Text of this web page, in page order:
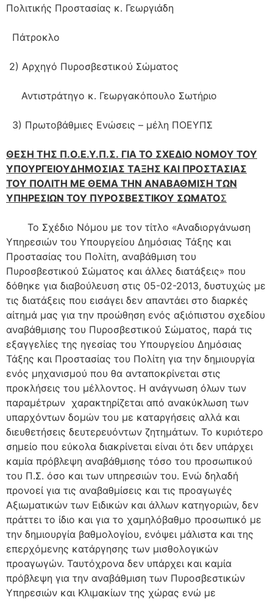
Πολιτικής Προστασίας κ. Γεωργιάδη
Πάτροκλο
2) Αρχηγό Πυροσβεστικού Σώματος
Αντιστράτηγο κ. Γεωργακόπουλο Σωτήριο
3) Πρωτοβάθμιες Ενώσεις – μέλη ΠΟΕΥΠΣ
ΘΕΣΗ ΤΗΣ Π.Ο.Ε.Υ.Π.Σ. ΓΙΑ ΤΟ ΣΧΕΔΙΟ ΝΟΜΟΥ ΤΟΥ
ΥΠΟΥΡΓΕΙΟΥΔΗΜΟΣΙΑΣ ΤΑΞΗΣ ΚΑΙ ΠΡΟΣΤΑΣΙΑΣ
ΤΟΥ ΠΟΛΙΤΗ ΜΕ ΘΕΜΑ ΤΗΝ ΑΝΑΒΑΘΜΙΣΗ ΤΩΝ
ΥΠΗΡΕΣΙΩΝ ΤΟΥ ΠΥΡΟΣΒΕΣΤΙΚΟΥ ΣΩΜΑΤΟΣ
Το Σχέδιο Νόμου με τον τίτλο «Αναδιοργάνωση
Υπηρεσιών του Υπουργείου Δημόσιας Τάξης και
Προστασίας του Πολίτη, αναβάθμιση του
Πυροσβεστικού Σώματος και άλλες διατάξεις» που
δόθηκε για διαβούλευση στις 05-02-2013, δυστυχώς με
τις διατάξεις που εισάγει δεν απαντάει στο διαρκές
αίτημά μας για την προώθηση ενός αξιόπιστου σχεδίου
αναβάθμισης του Πυροσβεστικού Σώματος, παρά τις
εξαγγελίες της ηγεσίας του Υπουργείου Δημόσιας
Τάξης και Προστασίας του Πολίτη για την δημιουργία
ενός μηχανισμού που θα ανταποκρίνεται στις
προκλήσεις του μέλλοντος. Η ανάγνωση όλων των
παραμέτρων χαρακτηρίζεται από ανακύκλωση των
υπαρχόντων δομών του με καταργήσεις αλλά και
διευθετήσεις δευτερευόντων ζητημάτων. Το κυριότερο
σημείο που εύκολα διακρίνεται είναι ότι δεν υπάρχει
καμία πρόβλεψη αναβάθμισης τόσο του προσωπικού
του Π.Σ. όσο και των υπηρεσιών του. Ενώ δηλαδή
προνοεί για τις αναβαθμίσεις και τις προαγωγές
Αξιωματικών των Ειδικών και άλλων κατηγοριών, δεν
πράττει το ίδιο και για το χαμηλόβαθμο προσωπικό με
την δημιουργία βαθμολογίου, ενόψει μάλιστα και της
επερχόμενης κατάργησης των μισθολογικών
προαγωγών. Ταυτόχρονα δεν υπάρχει και καμία
πρόβλεψη για την αναβάθμιση των Πυροσβεστικών
Υπηρεσιών και Κλιμακίων της χώρας ενώ με